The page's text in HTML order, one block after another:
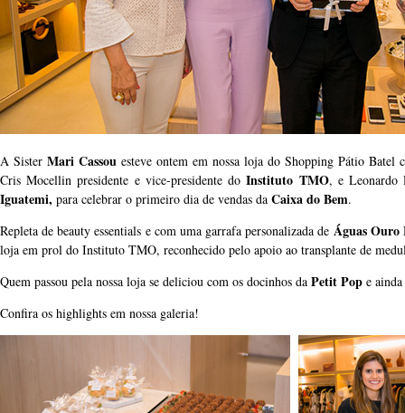
A Sister Mari Cassou esteve ontem em nossa loja do Shopping Pátio Batel
Cris Mocellin presidente e vice-presidente doInstituto TMO, e Leonardo
Iguatemi, para celebrar o primeiro dia de vendas da Caixa do Bem.
Repleta de beauty essentials e com uma garrafa personalizada de Águas Ouro
loja em prol do Instituto TMO, reconhecido pelo apoio ao transplante de
Quem passou pela nossa loja se deliciou com os docinhos da Petit Pop e
Confira os highlights em nossa galeria!